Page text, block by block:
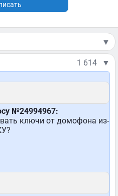
▼
1 614 ▼
№24994967:
ключи от домофона из-